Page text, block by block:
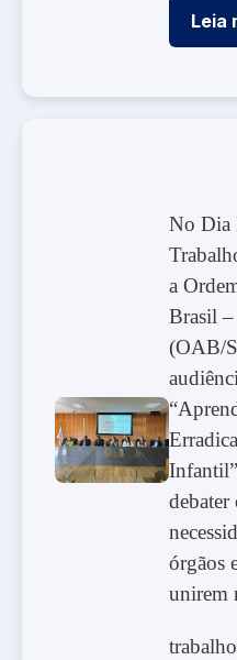
Leia
No Dia
a
Brasil
(OAB/
debater
órgãos
unirem